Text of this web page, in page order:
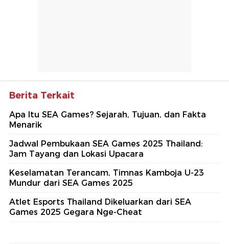
Berita Terkait
Apa Itu SEA Games? Sejarah, Tujuan, dan Fakta
Menarik
Jadwal Pembukaan SEA Games 2025 Thailand:
Jam Tayang dan Lokasi Upacara
Keselamatan Terancam, Timnas Kamboja U-23
Mundur dari SEA Games 2025
Atlet Esports Thailand Dikeluarkan dari SEA
Games 2025 Gegara Nge-Cheat